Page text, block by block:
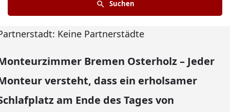
Suchen
Keine Partnerstädte
Bremen Osterholz – Jeder
versteht, dass ein erholsamer
am Ende des Tages von